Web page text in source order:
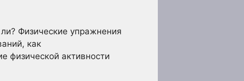
Физические упражнения
как
физической активности